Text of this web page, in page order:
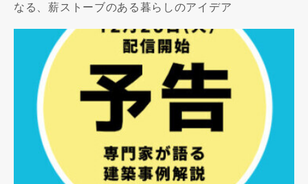
なる、薪ストーブのある暮らしのアイデア